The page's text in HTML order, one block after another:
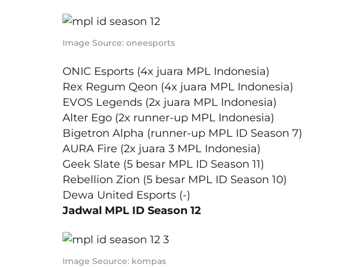
Image Source: oneesports
ONIC Esports (4x juara MPL Indonesia)
Rex Regum Qeon (4x juara MPL Indonesia)
EVOS Legends (2x juara MPL Indonesia)
Alter Ego (2x runner-up MPL Indonesia)
Bigetron Alpha (runner-up MPL ID Season 7)
AURA Fire (2x juara 3 MPL Indonesia)
Geek Slate (5 besar MPL ID Season 11)
Rebellion Zion (5 besar MPL ID Season 10)
Dewa United Esports (-)
Jadwal MPL ID Season 12
Image Seource: kompas